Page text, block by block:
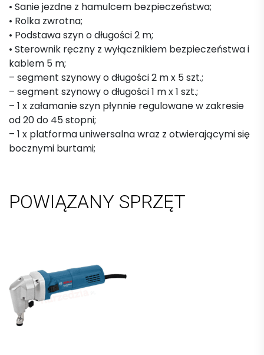
• Sanie jezdne z hamulcem bezpieczeństwa;
• Rolka zwrotna;
• Podstawa szyn o długości 2 m;
• Sterownik ręczny z wyłącznikiem bezpieczeństwa i
kablem 5 m;
– segment szynowy o długości 2 m x 5 szt.;
– segment szynowy o długości 1 m x 1 szt.;
– 1 x załamanie szyn płynnie regulowane w zakresie
od 20 do 45 stopni;
– 1 x platforma uniwersalna wraz z otwierającymi się
bocznymi burtami;
POWIĄZANY SPRZĘT